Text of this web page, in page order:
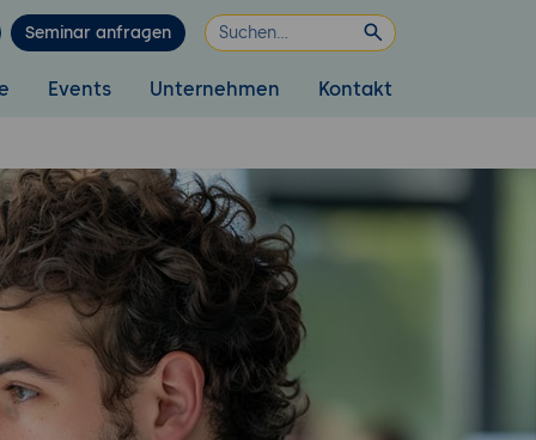
Seminar anfragen
Events Unternehmen Kontakt